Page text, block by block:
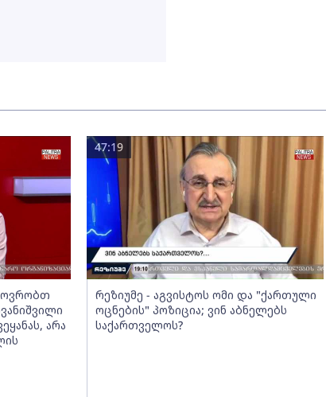
არა
რეზიუმე - აგვისტოს ომი და "ქართული
ოცნების" პოზიცია; ვინ აბნელებს
საქართველოს?
47:19